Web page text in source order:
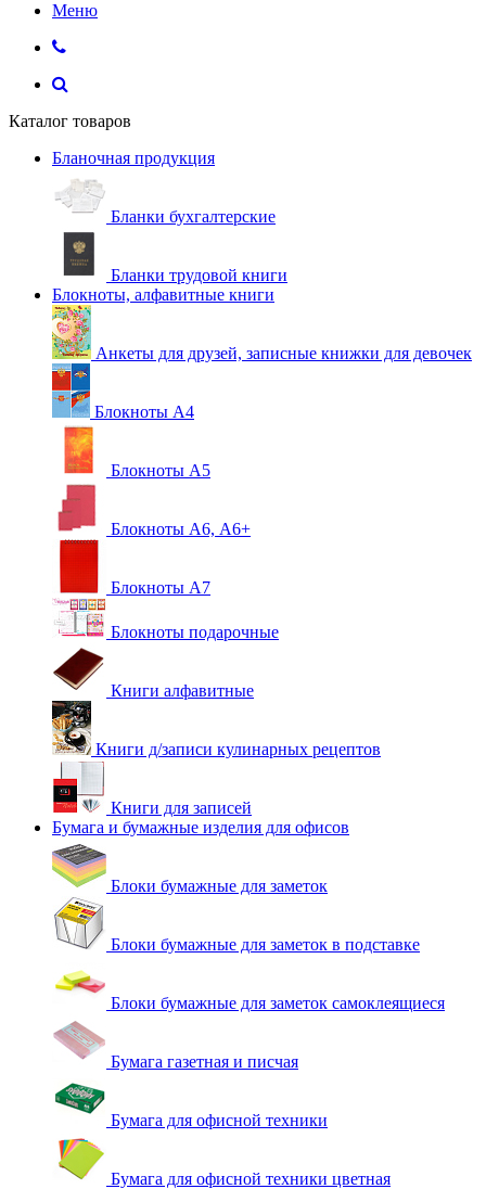
Меню
Каталог товаров
Бланочная продукция
Бланки бухгалтерские
Бланки трудовой книги
Блокноты, алфавитные книги
Анкеты для друзей, записные книжки для девочек
Блокноты А4
Блокноты А5
Блокноты А6, А6+
Блокноты А7
Блокноты подарочные
Книги алфавитные
Книги д/записи кулинарных рецептов
Книги для записей
Бумага и бумажные изделия для офисов
Блоки бумажные для заметок
Блоки бумажные для заметок в подставке
Блоки бумажные для заметок самоклеящиеся
Бумага газетная и писчая
Бумага для офисной техники
Бумага для офисной техники цветная